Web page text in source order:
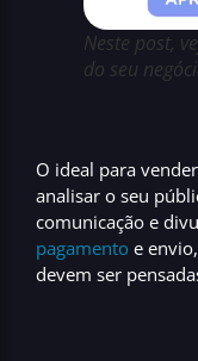
Neste post,
do seu
O ideal para
analisar o seu
comunicação e
pagamento e envio
devem ser